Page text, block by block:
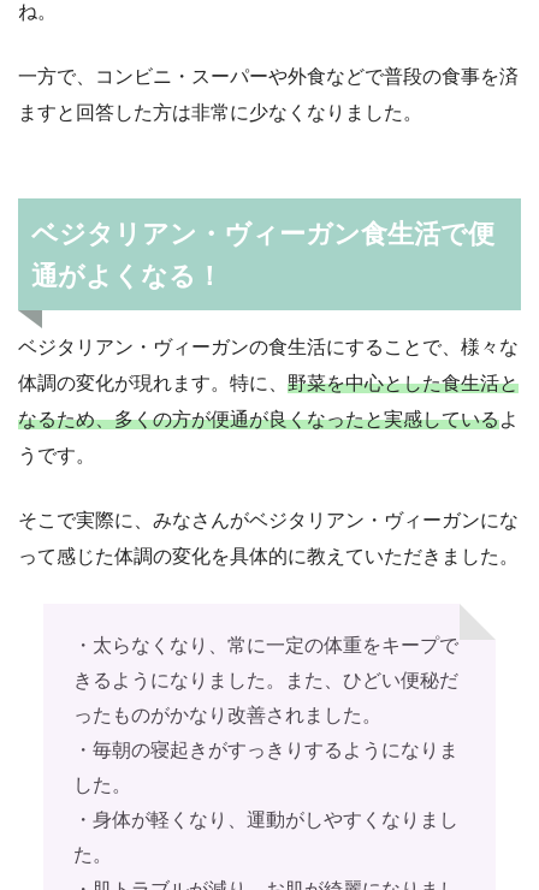
ね。
一方で、コンビニ・スーパーや外食などで普段の食事を済
ますと回答した方は非常に少なくなりました。
ベジタリアン・ヴィーガン食生活で便
通がよくなる！
ベジタリアン・ヴィーガンの食生活にすることで、様々な
体調の変化が現れます。特に、 野菜を中心とした食生活と
なるため、多くの方が便通が良くなったと実感しているよ
うです。
そこで実際に、みなさんがベジタリアン・ヴィーガンにな
って感じた体調の変化を具体的に教えていただきました。
・太らなくなり、常に一定の体重をキープで
きるようになりました。また、ひどい便秘だ
ったものがかなり改善されました。
・毎朝の寝起きがすっきりするようになりま
した。
・身体が軽くなり、運動がしやすくなりまし
た。